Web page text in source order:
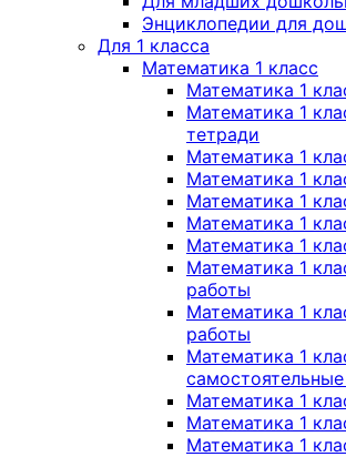
Энциклопедии для
Для 1 класса
Математика 1 класс
Математика 1
Математика 1
тетради
Математика 1
Математика 1
Математика 1
Математика 1
Математика 1
Математика 1
работы
Математика 1
работы
Математика 1
Математика 1
Математика 1
Математика 1